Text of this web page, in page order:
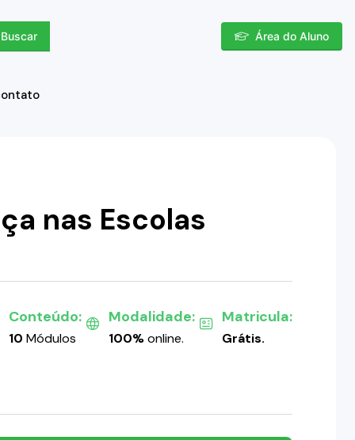
Buscar Área do Aluno
nas Escolas
Conteúdo:
10 Módulos
Modalidade:
100%online.
Matricula:
Grátis.